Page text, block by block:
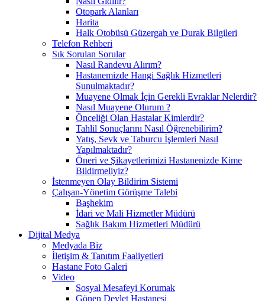
Otopark Alanları
Harita
Halk Otobüsü Güzergah ve Durak Bilgileri
Telefon Rehberi
Sık Sorulan Sorular
Nasıl Randevu Alırım?
Hastanemizde Hangi Sağlık Hizmetleri
Sunulmaktadır?
Muayene Olmak İçin Gerekli Evraklar Nelerdir?
Nasıl Muayene Olurum ?
Önceliği Olan Hastalar Kimlerdir?
Tahlil Sonuçlarını Nasıl Öğrenebilirim?
Yatış, Sevk ve Taburcu İşlemleri Nasıl
Yapılmaktadır?
Öneri ve Şikayetlerimizi Hastanenizde Kime
Bildirmeliyiz?
İstenmeyen Olay Bildirim Sistemi
Çalışan-Yönetim Görüşme Talebi
Başhekim
İdari ve Mali Hizmetler Müdürü
Sağlık Bakım Hizmetleri Müdürü
Dijital Medya
Medyada Biz
İletişim & Tanıtım Faaliyetleri
Hastane Foto Galeri
Video
Sosyal Mesafeyi Korumak
Gönen Devlet Hastanesi